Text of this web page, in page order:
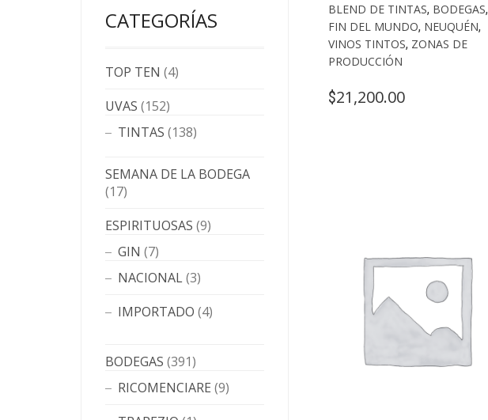
BLEND DE TINTAS, BODEGAS,
FIN DEL MUNDO, NEUQUÉN,
VINOS TINTOS, ZONAS DE
PRODUCCIÓN
$21,200.00
CATEGORÍAS
TOP TEN (4)
UVAS (152)
TINTAS (138)
SEMANA DE LA BODEGA
(17)
ESPIRITUOSAS (9)
GIN (7)
NACIONAL(3)
IMPORTADO (4)
BODEGAS (391)
RICOMENCIARE (9)